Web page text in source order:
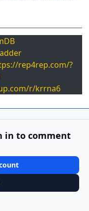
rep4rep.com/?
r/krrna6
in to comment